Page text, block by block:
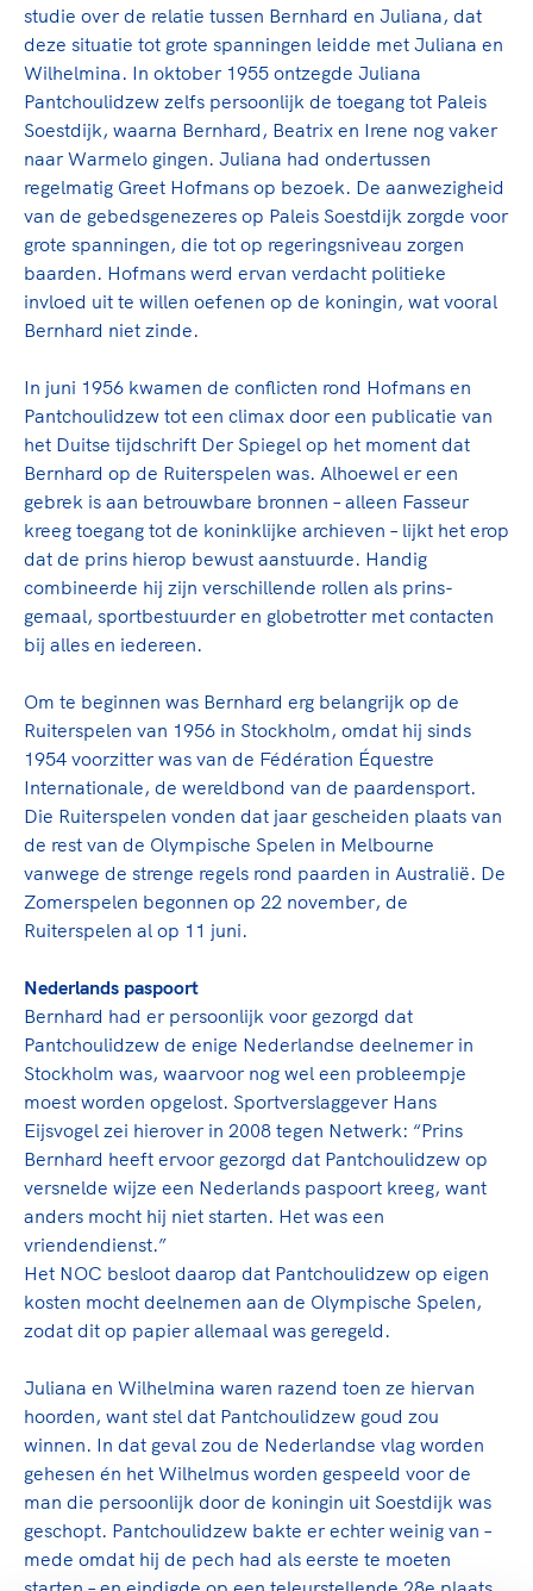
studie over de relatie tussen Bernhard en Juliana, dat
deze situatie tot grote spanningen leidde met Juliana en
Wilhelmina. In oktober 1955 ontzegde Juliana
Pantchoulidzew zelfs persoonlijk de toegang tot Paleis
Soestdijk, waarna Bernhard, Beatrix en Irene nog vaker
naar Warmelo gingen. Juliana had ondertussen
regelmatig Greet Hofmans op bezoek. De aanwezigheid
van de gebedsgenezeres op Paleis Soestdijk zorgde voor
grote spanningen, die tot op regeringsniveau zorgen
baarden. Hofmans werd ervan verdacht politieke
invloed uit te willen oefenen op de koningin, wat vooral
Bernhard niet zinde.
In juni 1956 kwamen de conflicten rond Hofmans en
Pantchoulidzew tot een climax door een publicatie van
het Duitse tijdschrift Der Spiegel op het moment dat
Bernhard op de Ruiterspelen was. Alhoewel er een
gebrek is aan betrouwbare bronnen – alleen Fasseur
kreeg toegang tot de koninklijke archieven – lijkt het erop
dat de prins hierop bewust aanstuurde. Handig
combineerde hij zijn verschillende rollen als prins-
gemaal, sportbestuurder en globetrotter met contacten
bij alles en iedereen.
Om te beginnen was Bernhard erg belangrijk op de
Ruiterspelen van 1956 in Stockholm, omdat hij sinds
1954 voorzitter was van de Fédération Équestre
Internationale, de wereldbond van de paardensport.
Die Ruiterspelen vonden dat jaar gescheiden plaats van
de rest van de Olympische Spelen in Melbourne
vanwege de strenge regels rond paarden in Australië. De
Zomerspelen begonnen op 22 november, de
Ruiterspelen al op 11 juni.
Nederlands paspoort
Bernhard had er persoonlijk voor gezorgd dat
Pantchoulidzew de enige Nederlandse deelnemer in
Stockholm was, waarvoor nog wel een probleempje
moest worden opgelost. Sportverslaggever Hans
Eijsvogel zei hierover in 2008 tegen Netwerk: “Prins
Bernhard heeft ervoor gezorgd dat Pantchoulidzew op
versnelde wijze een Nederlands paspoort kreeg, want
anders mocht hij niet starten. Het was een
vriendendienst.”
Het NOC besloot daarop dat Pantchoulidzew op eigen
kosten mocht deelnemen aan de Olympische Spelen,
zodat dit op papier allemaal was geregeld.
Juliana en Wilhelmina waren razend toen ze hiervan
hoorden, want stel dat Pantchoulidzew goud zou
winnen. In dat geval zou de Nederlandse vlag worden
gehesen én het Wilhelmus worden gespeeld voor de
man die persoonlijk door de koningin uit Soestdijk was
geschopt. Pantchoulidzew bakte er echter weinig van –
mede omdat hij de pech had als eerste te moeten